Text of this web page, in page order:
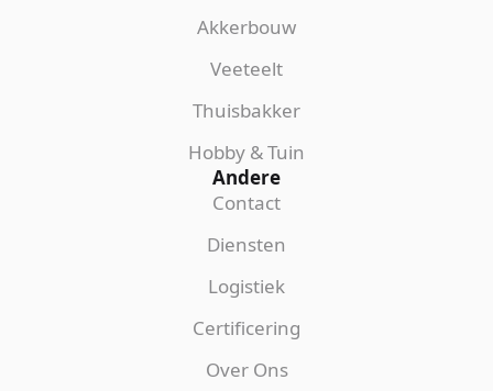
Akkerbouw
Veeteelt
Thuisbakker
Hobby & Tuin
Andere
Contact
Diensten
Logistiek
Certificering
Over Ons